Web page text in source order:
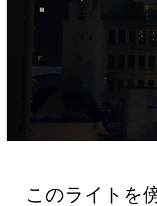
このライトを